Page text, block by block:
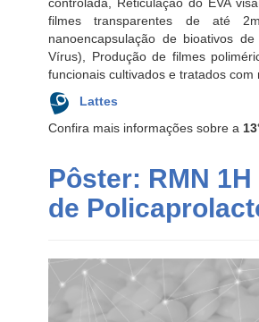
controlada, Reticulação do EVA
filmes transparentes de até
nanoencapsulação de bioativos
Vírus), Produção de filmes
funcionais cultivados e tratados com
Lattes
Confira mais informações sobre a
Pôster: RMN
de